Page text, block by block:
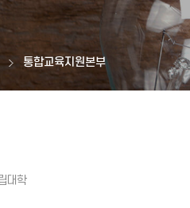
통합교육지원본부